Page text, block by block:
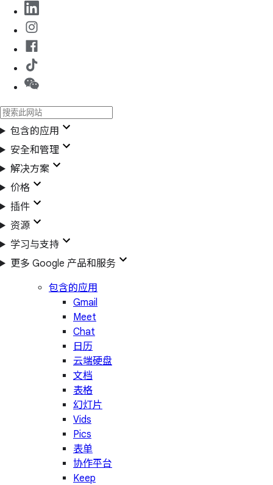
包含的应用
安全和管理
解决方案
价格
插件
资源
学习与支持
更多 Google 产品和服务
包含的应用
Gmail
Meet
Chat
日历
云端硬盘
文档
表格
幻灯片
Vids
Pics
表单
协作平台
Keep